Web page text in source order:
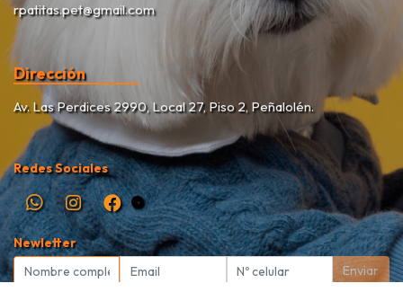
rpatitas.pet@gmail.com
Dirección
Av. Las Perdices 2990, Local 27, Piso 2, Peñalolén.
Redes Sociales
Newletter
Enviar